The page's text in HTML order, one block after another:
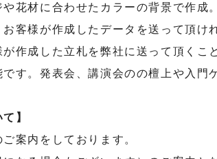
や花材に合わせたカラーの背景で作成
お客様が作成したデータを送って頂
が作成した立札を弊社に送って頂くこ
です。発表会、講演会のの檀上や入門
】
案内をしております。